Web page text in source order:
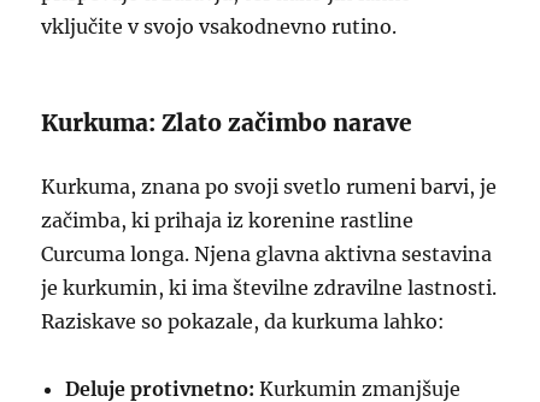
vključite v svojo vsakodnevno rutino.
Kurkuma: Zlato začimbo narave
Kurkuma, znana po svoji svetlo rumeni barvi, je
začimba, ki prihaja iz korenine rastline
Curcuma longa. Njena glavna aktivna sestavina
je kurkumin, ki ima številne zdravilne lastnosti.
Raziskave so pokazale, da kurkuma lahko:
Deluje protivnetno: Kurkumin zmanjšuje